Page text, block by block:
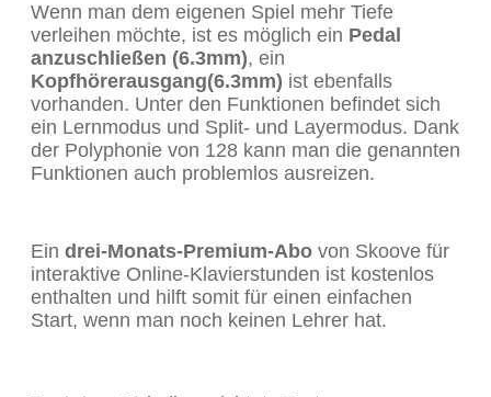
Wenn man dem eigenen Spiel mehr Tiefe
verleihen möchte, ist es möglich ein Pedal
anzuschließen (6.3mm), ein
Kopfhörerausgang(6.3mm) ist ebenfalls
vorhanden. Unter den Funktionen befindet sich
ein Lernmodus und Split- und Layermodus. Dank
der Polyphonie von 128 kann man die genannten
Funktionen auch problemlos ausreizen.
Ein drei-Monats-Premium-Abo von Skoove für
interaktive Online-Klavierstunden ist kostenlos
enthalten und hilft somit für einen einfachen
Start, wenn man noch keinen Lehrer hat.